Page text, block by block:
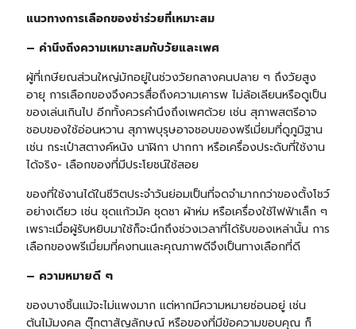
แนวทางการเลือกของชำร่วยที่เหมาะสม
– คำนึงถึงความเหมาะสมกับวัยและเพศ
ผู้ที่เกษียณส่วนใหญ่มักอยู่ในช่วงวัยกลางคนปลาย ๆ ถึงวัยสูง
อายุ การเลือกของจึงควรสื่อถึงความเคารพ ไม่ล้อเลียนหรือดูเป็น
ของเล่นเกินไป อีกทั้งควรคำนึงถึงเพศด้วย เช่น สุภาพสตรีอาจ
ชอบของใช้อ่อนหวาน สุภาพบุรุษอาจชอบของพรีเมี่ยมที่ดูภูมิฐาน
เช่น กระเป๋าสตางค์หนัง นาฬิกา ปากกา หรือเครื่องประดับที่ใช้งาน
ได้จริง- เลือกของที่มีประโยชน์ใช้สอย
ของที่ใช้งานได้ในชีวิตประจำวันย่อมเป็นที่จดจำมากกว่าของตั้งโชว์
อย่างเดียว เช่น ชุดแก้วมัค ชุดชา ผ้าห่ม หรือเครื่องใช้ไฟฟ้าเล็ก ๆ
เพราะเมื่อผู้รับหยิบมาใช้ก็จะนึกถึงช่วงเวลาที่ได้รับของเหล่านั้น การ
เลือกของพรีเมี่ยมที่คงทนและคุณภาพดีจึงเป็นทางเลือกที่ดี
– ความหมายดี ๆ
ของบางชิ้นแม้จะไม่แพงมาก แต่หากมีความหมายซ่อนอยู่ เช่น
ต้นไม้มงคล ตุ๊กตาสัญลักษณ์ หรือของที่มีข้อความขอบคุณ ก็